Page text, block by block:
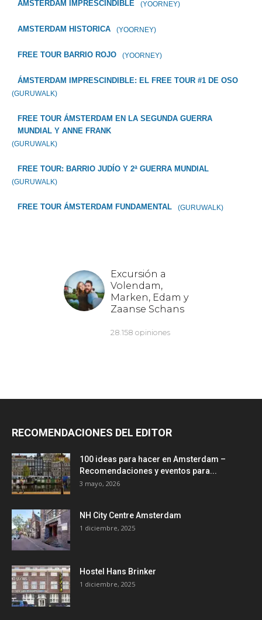
AMSTERDAM IMPRESCINDIBLE (YOORNEY)
AMSTERDAM HISTORICA (YOORNEY)
FREE TOUR BARRIO ROJO (YOORNEY)
ÁMSTERDAM IMPRESCINDIBLE: EL FREE TOUR #1 DE OSO
(GURUWALK)
FREE TOUR ÁMSTERDAM EN LA SEGUNDA GUERRA
MUNDIAL Y ANNE FRANK
(GURUWALK)
FREE TOUR: BARRIO JUDÍO Y 2ª GUERRA MUNDIAL
(GURUWALK)
FREE TOUR ÁMSTERDAM FUNDAMENTAL (GURUWALK)
RECOMENDACIONES DEL EDITOR
100 ideas para hacer en Amsterdam –
Recomendaciones y eventos para...
3 mayo, 2026
NH City Centre Amsterdam
1 diciembre, 2025
Hostel Hans Brinker
1 diciembre, 2025